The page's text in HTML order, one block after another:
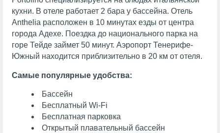
кухни. В отеле работает 2 бара у бассейна. Отель
Anthelia расположен в 10 минутах езды от центра
города Адехе. Поездка до национального парка на
горе Тейде займет 50 минут. Аэропорт Тенерифе-
Южный находится приблизительно в 20 км от отеля.
Самые популярные удобства:
Бассейн
Бесплатный Wi-Fi
Бесплатная парковка
Открытый плавательный бассейн